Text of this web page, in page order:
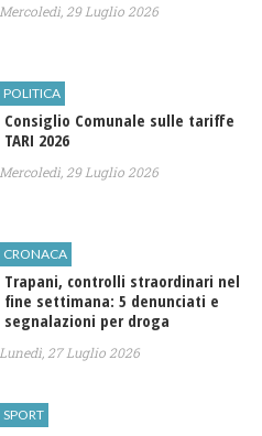
Mercoledì, 29 Luglio 2026
POLITICA
Consiglio Comunale sulle tariffe
TARI 2026
Mercoledì, 29 Luglio 2026
CRONACA
Trapani, controlli straordinari nel
fine settimana: 5 denunciati e
segnalazioni per droga
Lunedì, 27 Luglio 2026
SPORT